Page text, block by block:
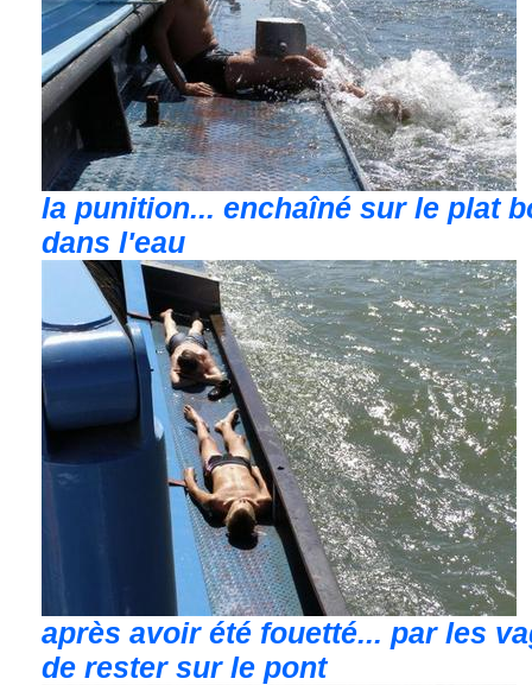
la punition... enchaîné sur le plat
dans l'eau
après avoir été fouetté... par les
de rester sur le pont